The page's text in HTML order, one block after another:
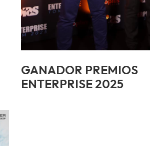
GANADOR PREMIOS
ENTERPRISE 2025